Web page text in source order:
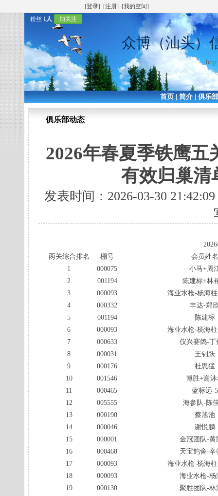
[登录] [注册]
[我的空间]
粉丝 1人 加关注
众博（汕头）
首页|简介|俱乐
俱乐部动态
2026年春夏季铁鹰
有效归巢清
发表时间：2026-03-30
两关综合排名
棚号
会员姓名
1
000075
小马+周
2
001194
陈建标+林
3
000093
海业水枪-杨海
4
000332
丰达-郑
5
001194
陈建标
6
000093
海业水枪-杨海
7
000633
仪兴赛鸽-丁
8
000031
王钊跃
9
000176
杜思猛
10
001546
博胜+谢沐
11
000465
蓝标远-5
12
005555
海参队-陈
13
000190
蔡旭池
14
000046
谢悦鹏
15
000001
金冠团队-黄
16
000468
天宝鸽舍-辛
17
000093
海业水枪-杨海
18
000093
海业水枪-杨
19
000130
聚胜团队-林